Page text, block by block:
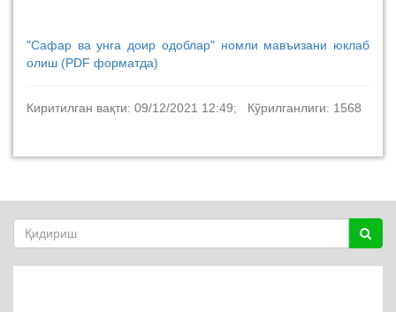
"Cафар ва унга доир одоблар" номли мавъизани юклаб
олиш (PDF форматда)
Киритилган вақти: 09/12/2021 12:49; Кўрилганлиги: 1568